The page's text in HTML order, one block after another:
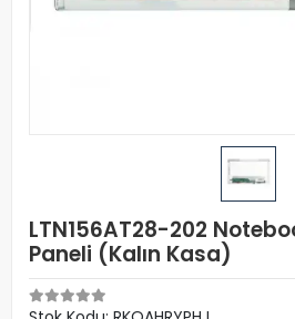
LTN156AT28-202
Paneli (Kalın Kasa)